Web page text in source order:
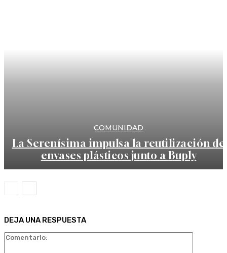
COMUNIDAD
La Serenísima impulsa la reutilización de
envases plásticos junto a Buply
DEJA UNA RESPUESTA